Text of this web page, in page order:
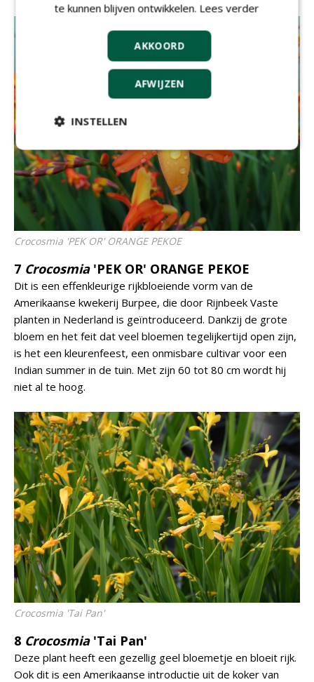
Crocosmia 'PEK OR' ORANGE PEKOE
7 Crocosmia'PEK OR' ORANGE PEKOE
Dit is een effenkleurige rijkbloeiende vorm van de
Amerikaanse kwekerij Burpee, die door Rijnbeek Vaste
planten in Nederland is geïntroduceerd. Dankzij de grote
bloem en het feit dat veel bloemen tegelijkertijd open zijn,
is het een kleurenfeest, een onmisbare cultivar voor een
Indian summer in de tuin. Met zijn 60 tot 80 cm wordt hij
niet al te hoog.
Crocosmia 'Tai Pan'
8 Crocosmia'Tai Pan'
Deze plant heeft een gezellig geel bloemetje en bloeit rijk.
Ook dit is een Amerikaanse introductie uit de koker van
te kunnen blijven ontwikkelen. Lees verder
AKKOORD
AFWIJZEN
INSTELLEN